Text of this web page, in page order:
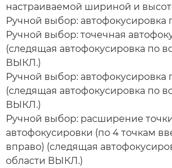
настраиваемой шириной и
Ручной выбор: автофокусировка
Ручной выбор: точечная
(следящая автофокусировка по
ВЫКЛ.)
Ручной выбор: автофокусировка
(следящая автофокусировка по
ВЫКЛ.)
Ручной выбор: расширение
автофокусировки (по 4 точкам
вправо) (следящая
области ВЫКЛ.)